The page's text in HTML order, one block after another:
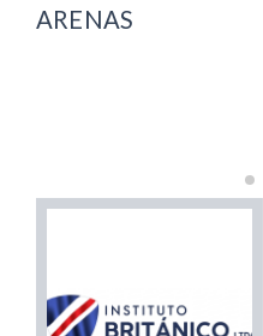
ARENAS